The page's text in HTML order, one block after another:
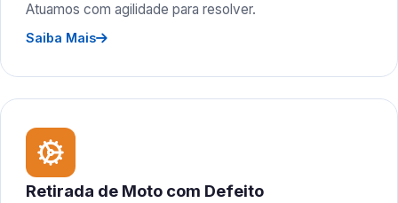
Atuamos com agilidade para resolver.
Saiba Mais
Retirada de Moto com Defeito